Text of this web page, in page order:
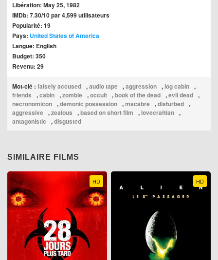
Libération: May 25, 1982
IMDb: 7.30/10 par 4,599 utilisateurs
Popularité: 19
Pays: United States of America
Langue: English
Budget: 350
Revenu: 29
Mot-clé : falsely accused ,audio tape ,aggression , log cabin ,
friends
,cabin ,zombie ,occult ,book of the dead ,evil dead ,
necronomicon ,demonic possession ,macabre ,disturbed ,
aggressive ,zealous ,based on short film , lovecraftian ,
antagonistic
,disgusted
SIMILAIRE FILMS
HD HD